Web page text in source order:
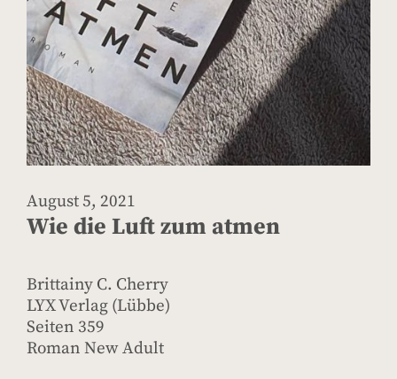
August 5, 2021
Wie die Luft zum atmen
Brittainy C. Cherry
LYX Verlag (Lübbe)
Seiten 359
Roman New Adult